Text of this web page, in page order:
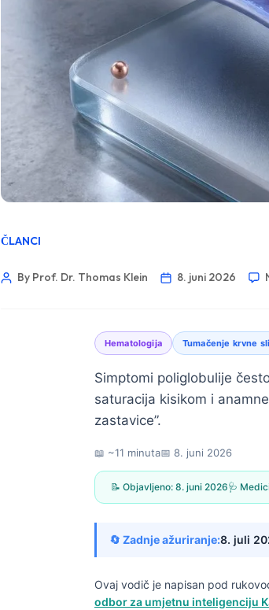
ČLANCI
By Prof. Dr. Thomas Klein 8. juni 2026
Hematologija Tumačenje krvne
Simptomi poliglobulije
saturacija kisikom i
zastavice”.
📖 ~11 minuta📅 8. juni 2026
📝 Objavljeno: 8. juni 2026🩺
🔄 Zadnje ažuriranje:8. juli
Ovaj vodič je napisan pod
odbor za umjetnu inteligenciju